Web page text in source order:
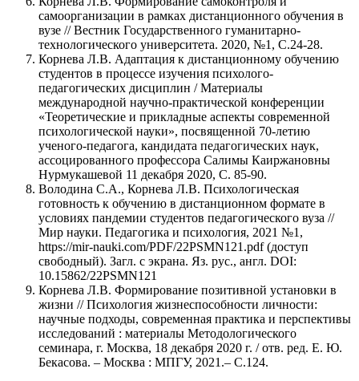
самоорганизации в рамках дистанционного обучения в
вузе // Вестник Государственного гуманитарно-
технологического университета. 2020, №1, С.24-28.
Корнева Л.В. Адаптация к дистанционному обучению
студентов в процессе изучения психолого-
педагогических дисциплин / Материалы
международной научно-практической конференции
«Теоретические и прикладные аспекты современной
психологической науки», посвященной 70-летию
ученого-педагога, кандидата педагогических наук,
ассоцированного профессора Салимы Каиржановны
Нурмукашевой 11 декабря 2020, С. 85-90.
Володина С.А., Корнева Л.В. Психологическая
готовность к обучению в дистанционном формате в
условиях пандемии студентов педагогического вуза //
Мир науки. Педагогика и психология, 2021 №1,
https://mir-nauki.com/PDF/22PSMN121.pdf (доступ
свободный). Загл. с экрана. Яз. рус., англ. DOI:
10.15862/22PSMN121
Корнева Л.В. Формирование позитивной установки в
жизни // Психология жизнеспособности личности:
научные подходы, современная практика и перспективы
исследований : материалы Методологического
семинара, г. Москва, 18 декабря 2020 г. / отв. ред. Е. Ю.
Бекасова. – Москва : МПГУ, 2021.– С.124.